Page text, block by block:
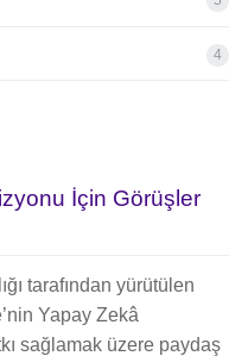
4
İçin Görüşler
tarafından yürütülen
Yapay Zekâ
sağlamak üzere paydaş